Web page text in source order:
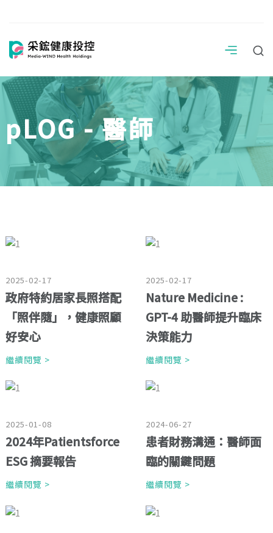
pLOG - 醫師
2025-02-17
政府特約居家長照搭配
「照伴隨」，健康照顧
好安心
繼續閱覽 >
2025-02-17
Nature Medicine :
GPT-4 助醫師提升臨床
決策能力
繼續閱覽 >
2025-01-08
2024年Patientsforce
ESG 摘要報告
繼續閱覽 >
2024-06-27
患者財務溝通：醫師面
臨的關鍵問題
繼續閱覽 >